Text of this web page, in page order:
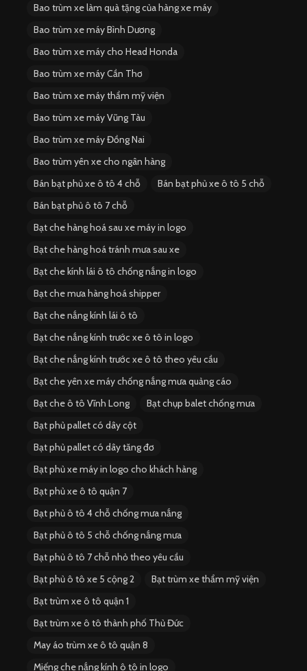
Bao trùm xe làm quà tặng của hàng xe máy
Bao trùm xe máy Bình Dương
Bao trùm xe máy cho Head Honda
Bao trùm xe máy Cần Thơ
Bao trùm xe máy thẩm mỹ viện
Bao trùm xe máy Vũng Tàu
Bao trùm xe máy Đồng Nai
Bao trùm yên xe cho ngân hàng
Bán bạt phủ xe ô tô 4 chỗ
Bán bạt phủ xe ô tô 5 chỗ
Bán bạt phủ ô tô 7 chỗ
Bạt che hàng hoá sau xe máy in logo
Bạt che hàng hoá tránh mưa sau xe
Bạt che kính lái ô tô chống nắng in logo
Bạt che mưa hàng hoá shipper
Bạt che nắng kính lái ô tô
Bạt che nắng kính trước xe ô tô in logo
Bạt che nắng kính trước xe ô tô theo yêu cầu
Bạt che yên xe máy chống nắng mưa quảng cáo
Bạt che ô tô Vĩnh Long
Bạt chụp balet chống mưa
Bạt phủ pallet có dây cột
Bạt phủ pallet có dây tăng đơ
Bạt phủ xe máy in logo cho khách hàng
Bạt phủ xe ô tô quận 7
Bạt phủ ô tô 4 chỗ chống mưa nắng
Bạt phủ ô tô 5 chỗ chống nắng mưa
Bạt phủ ô tô 7 chỗ nhỏ theo yêu cầu
Bạt phủ ô tô xe 5 cộng 2
Bạt trùm xe thẩm mỹ viện
Bạt trùm xe ô tô quận 1
Bạt trùm xe ô tô thành phố Thủ Đức
May áo trùm xe ô tô quận 8
Miếng che nắng kính ô tô in logo